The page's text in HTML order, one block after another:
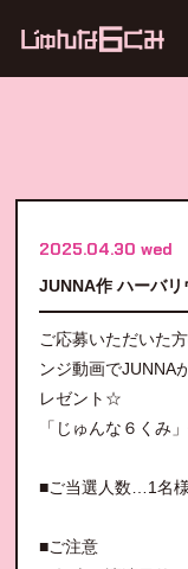
2025.04.30 wed
JUNNA作 ハーバリ
ご応募いただいた
ンジ動画でJUNNA
レゼント☆
「じゅんな６くみ
■ご当選人数…1名様
■ご注意